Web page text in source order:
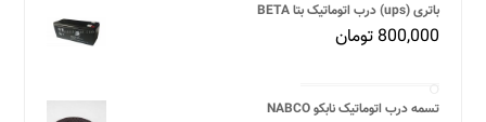
باتری (ups) درب اتوماتیک بتا BETA
800,000 تومان
تسمه درب اتوماتیک نابکو NABCO